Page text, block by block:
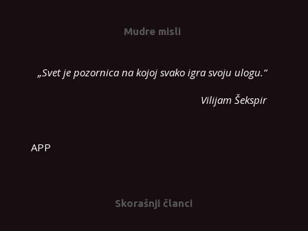
Mudre misli
„Svet je pozornica na kojoj svako igra svoju ulogu.“
Vilijam Šekspir
APP
Skorašnji članci